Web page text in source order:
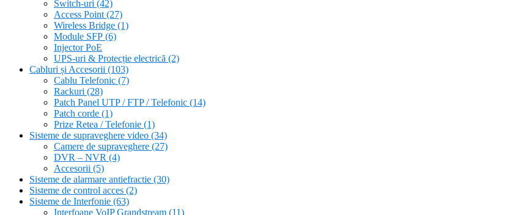
Switch-uri (42)
Access Point (27)
Wireless Bridge (1)
Module SFP (6)
Injector PoE
UPS-uri & Protecție electrică (2)
Cabluri și Accesorii (103)
Cablu Telefonic (7)
Rackuri (28)
Patch Panel UTP / FTP / Telefonic (14)
Patch corde (1)
Prize Retea / Telefonie (1)
Sisteme de supraveghere video (34)
Camere de supraveghere (27)
DVR – NVR (4)
Accesorii (5)
Sisteme de alarmare antiefractie (30)
Sisteme de control acces (2)
Sisteme de Interfonie (63)
Interfoane VoIP Grandstream (11)